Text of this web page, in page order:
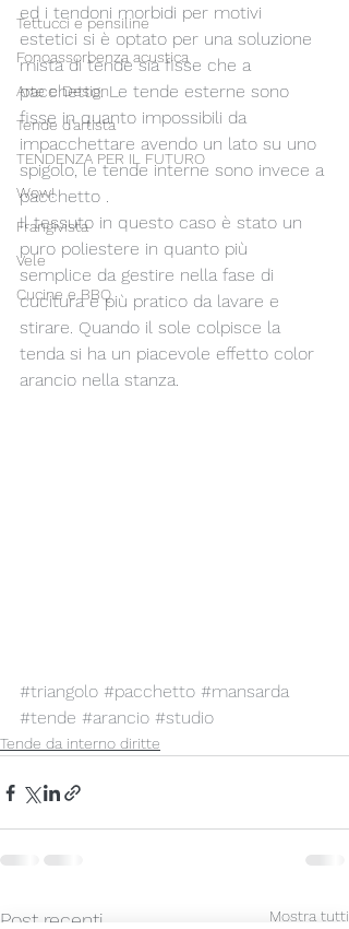
Tettucci e pensiline
Fonoassorbenza acustica
Arte e Design
Tende d'artista
TENDENZA PER IL FUTURO
Wow!
Frangivista
Vele
Cucine e BBQ
ed i tendoni morbidi per motivi
estetici si è optato per una soluzione
mista di tende sia fisse che a
pacchetto. Le tende esterne sono
fisse in quanto impossibili da
impacchettare avendo un lato su uno
spigolo, le tende interne sono invece a
pacchetto .
Il tessuto in questo caso è stato un
puro poliestere in quanto più
semplice da gestire nella fase di
cucitura e più pratico da lavare e
stirare. Quando il sole colpisce la
tenda si ha un piacevole effetto color
arancio nella stanza.
#triangolo #pacchetto #mansarda
#tende #arancio #studio
Tende da interno diritte
Post recenti Mostra tutti